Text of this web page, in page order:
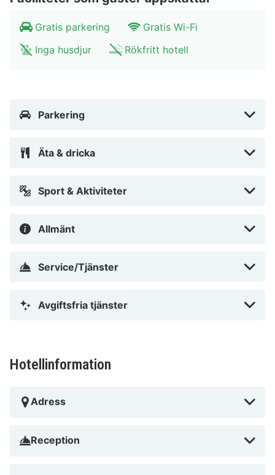
och stadsmuseet. Reser du med barn? Adventure Park
Hellendoorn är precis rätt för en avkopplande dag!
Gratis parkering
Gratis Wi-Fi
Inga husdjur
Rökfritt hotell
Parkering
Äta & dricka
Sport & Aktiviteter
Allmänt
Service/Tjänster
Avgiftsfria tjänster
Hotellinformation
Adress
Reception